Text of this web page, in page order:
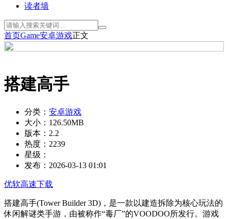
读者墙
首页Game安卓游戏正文
搭建高手
分类： 安卓游戏
大小： 126.50MB
版本： 2.2
热度： 2239
星级：
发布： 2026-03-13 01:01
优软高速下载
搭建高手(Tower Builder 3D)，是一款以建造拆除为核心玩法的
休闲解谜类手游，由被称作“毒厂”的VOODOO所发行。游戏